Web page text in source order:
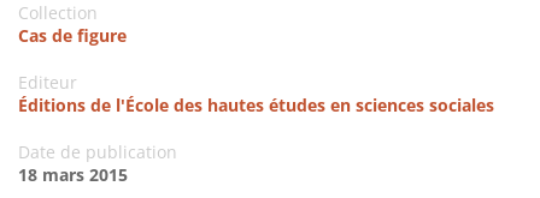
Collection
Cas de figure
Editeur
Éditions de l'École des hautes études en sciences sociales
Date de publication
18 mars 2015